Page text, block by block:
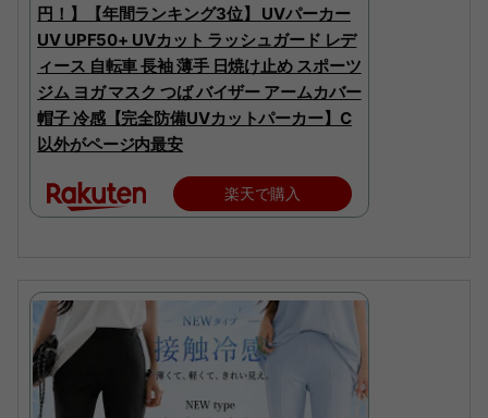
円！】【年間ランキング3位】 UVパーカー
UV UPF50+ UVカット ラッシュガード レデ
ィース 自転車 長袖 薄手 日焼け止め スポーツ
ジム ヨガ マスク つば バイザー アームカバー
帽子 冷感【完全防備UVカットパーカー】C
以外がページ内最安
楽天で購入